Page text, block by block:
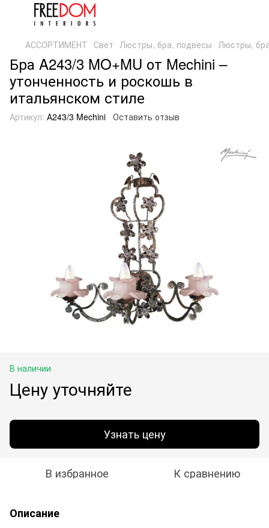
АССОРТИМЕНТ Свет Люстры, бра, подвесы Люстры,
Бра A243/3 MO+MU от Mechini –
утонченность и роскошь в
итальянском стиле
Артикул: А243/3 Mechini Оставить отзыв
В наличии
Цену уточняйте
Узнать цену
В избранное К сравнению
Описание